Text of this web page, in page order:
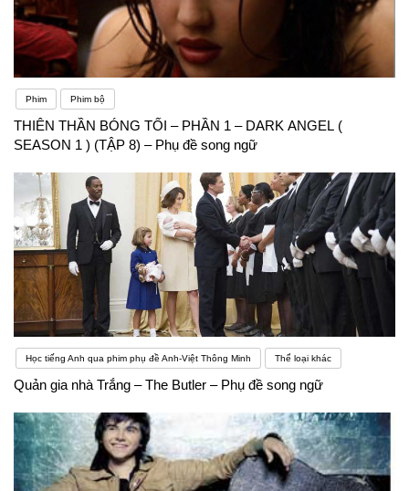
Phim Phim bộ
THIÊN THẦN BÓNG TỐI – PHẦN 1 – DARK ANGEL (
SEASON 1 ) (TẬP 8) – Phụ đề song ngữ
Học tiếng Anh qua phim phụ đề Anh-Việt Thông Minh Thể loại khác
Quản gia nhà Trắng – The Butler – Phụ đề song ngữ